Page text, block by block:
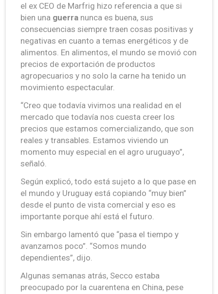
el ex CEO de Marfrig hizo referencia a que si
bien una guerra nunca es buena, sus
consecuencias siempre traen cosas positivas y
negativas en cuanto a temas energéticos y de
alimentos. En alimentos, el mundo se movió con
precios de exportación de productos
agropecuarios y no solo la carne ha tenido un
movimiento espectacular.
“Creo que todavía vivimos una realidad en el
mercado que todavía nos cuesta creer los
precios que estamos comercializando, que son
reales y transables. Estamos viviendo un
momento muy especial en el agro uruguayo”,
señaló.
Según explicó, todo está sujeto a lo que pase en
el mundo y Uruguay está copiando “muy bien”
desde el punto de vista comercial y eso es
importante porque ahí está el futuro.
Sin embargo lamentó que “pasa el tiempo y
avanzamos poco”. “Somos mundo
dependientes”, dijo.
Algunas semanas atrás, Secco estaba
preocupado por la cuarentena en China, pese